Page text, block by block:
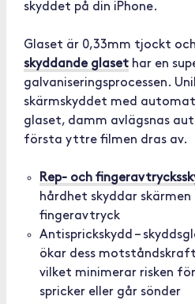
skyddet på din iPhone.
Glaset är 0,33mm tjockt
skyddande glaset har en
galvaniseringsprocessen.
skärmskyddet med
glaset, damm avlägsnas
första yttre filmen dras av.
Rep- och
hårdhet skyddar
fingeravtryck
Antisprickskydd –
ökar dess
vilket minimerar risken
spricker eller går sönder